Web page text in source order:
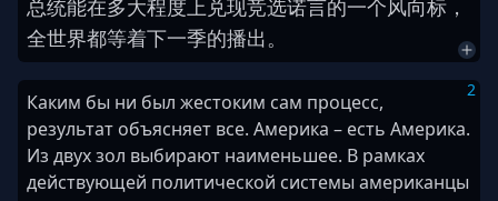
总统能在多大程度上 兑现竞选诺言的一个风向标 ，
全世界都等着下一季的播出。
2
Каким бы ни был жестоким сам процесс,
результат объясняет все. Америка – есть Америка.
Из двух зол выбирают наименьшее. В рамках
действующей политической системы американцы